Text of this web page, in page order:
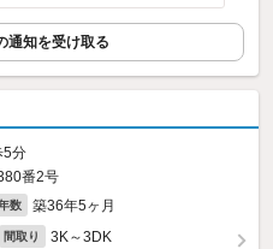
通知を受け取る
5分
番2号
数 築36年5ヶ月
間取り 3K～3DK